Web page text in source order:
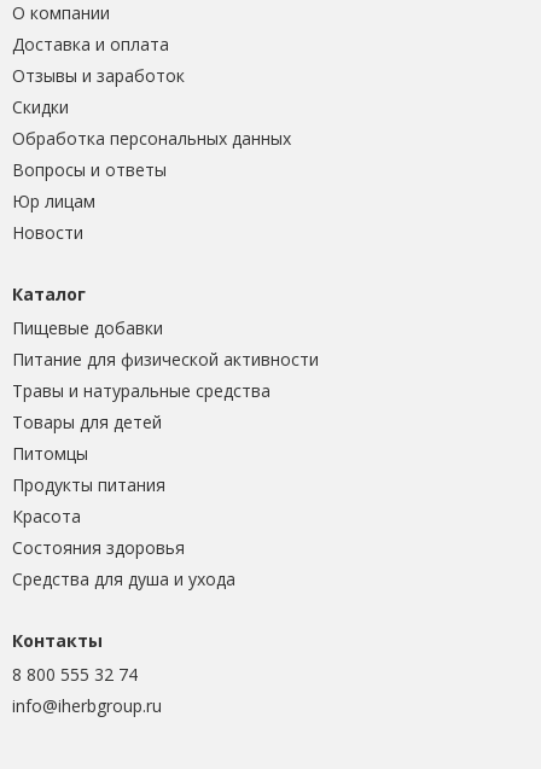
О компании
Доставка и оплата
Отзывы и заработок
Скидки
Обработка персональных данных
Вопросы и ответы
Юр лицам
Новости
Каталог
Пищевые добавки
Питание для физической активности
Травы и натуральные средства
Товары для детей
Питомцы
Продукты питания
Красота
Состояния здоровья
Средства для душа и ухода
Контакты
8 800 555 32 74
info@iherbgroup.ru